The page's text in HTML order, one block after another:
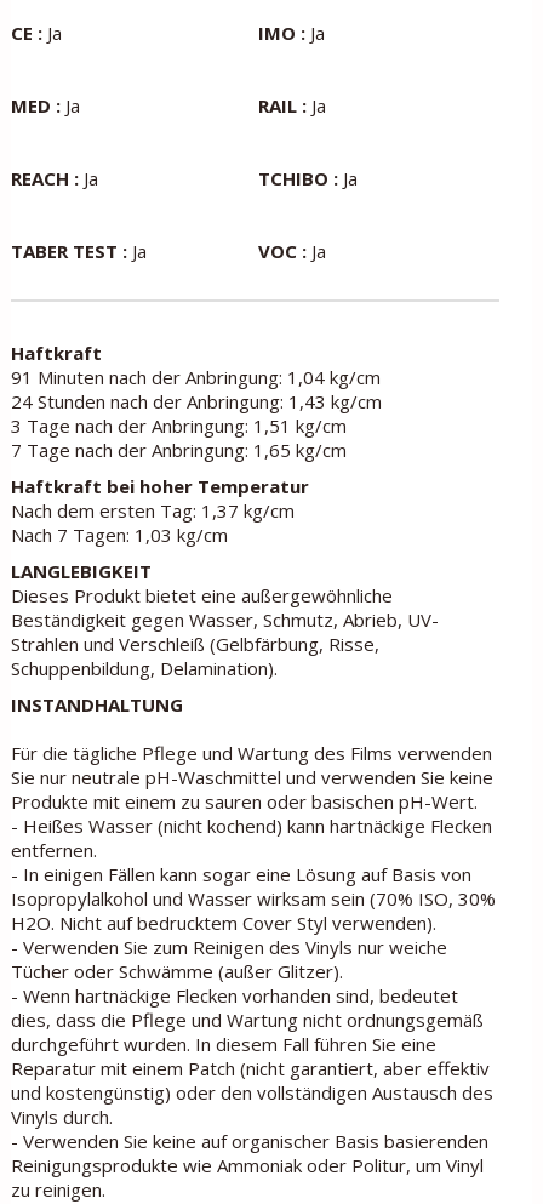
CE :Ja IMO : Ja
MED :Ja RAIL : Ja
REACH :Ja TCHIBO : Ja
TABER TEST :Ja VOC : Ja
Haftkraft
91 Minuten nach der Anbringung: 1,04 kg/cm
24 Stunden nach der Anbringung: 1,43 kg/cm
3 Tage nach der Anbringung: 1,51 kg/cm
7 Tage nach der Anbringung: 1,65 kg/cm
Haftkraft bei hoher Temperatur
Nach dem ersten Tag: 1,37 kg/cm
Nach 7 Tagen: 1,03 kg/cm
LANGLEBIGKEIT
Dieses Produkt bietet eine außergewöhnliche
Beständigkeit gegen Wasser, Schmutz, Abrieb, UV-
Strahlen und Verschleiß (Gelbfärbung, Risse,
Schuppenbildung, Delamination).
INSTANDHALTUNG
Für die tägliche Pflege und Wartung des Films verwenden
Sie nur neutrale pH-Waschmittel und verwenden Sie keine
Produkte mit einem zu sauren oder basischen pH-Wert.
- Heißes Wasser (nicht kochend) kann hartnäckige Flecken
entfernen.
- In einigen Fällen kann sogar eine Lösung auf Basis von
Isopropylalkohol und Wasser wirksam sein (70% ISO, 30%
H2O. Nicht auf bedrucktem Cover Styl verwenden).
- Verwenden Sie zum Reinigen des Vinyls nur weiche
Tücher oder Schwämme (außer Glitzer).
- Wenn hartnäckige Flecken vorhanden sind, bedeutet
dies, dass die Pflege und Wartung nicht ordnungsgemäß
durchgeführt wurden. In diesem Fall führen Sie eine
Reparatur mit einem Patch (nicht garantiert, aber effektiv
und kostengünstig) oder den vollständigen Austausch des
Vinyls durch.
- Verwenden Sie keine auf organischer Basis basierenden
Reinigungsprodukte wie Ammoniak oder Politur, um Vinyl
zu reinigen.